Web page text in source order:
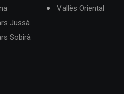
Jussà
Sobirà
Vallès Oriental